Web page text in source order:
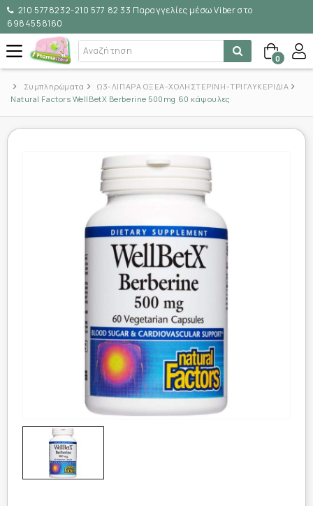
210 5778232-210 577 82 33 Παραγγελίες μέσω Viber στο
6984558160
0
Συμπληρώματα
Ω3-ΛΙΠΑΡΑ ΟΞΕΑ-ΧΟΛΗΣΤΕΡΙΝΗ-ΤΡΙΓΛΥΚΕΡΙΔΙΑ
Natural Factors WellBetX Berberine 500mg 60 κάψουλες